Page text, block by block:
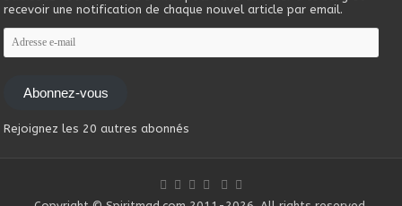
recevoir une notification de chaque nouvel article par email.
Adresse
e-
mail
Abonnez-vous
Rejoignez les 20 autres abonnés